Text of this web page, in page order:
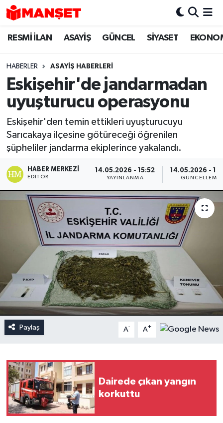
RESMİ İLAN ASAYİŞ GÜNCEL SİYASET
HABERLER ASAYİŞ HABERLERİ
Eskişehir'de jandarmadan
uyuşturucu operasyonu
Eskişehir'den temin ettikleri uyuşturucuyu
Sarıcakaya ilçesine götüreceği öğrenilen
şüpheliler jandarma ekiplerince yakalandı.
HABER MERKEZI
EDITÖR
14.05.2026 - 15:52
YAYINLANMA
14.05.2026 -
GÜNCELLEME
Paylaş A- A+
Dairede çıkan yangın
korkuttu
Hava Durumu
Trafik Durumu
Süper Lig Puan Durumu ve Fikstür
Son Dakika Haberleri
Haber Arşivi